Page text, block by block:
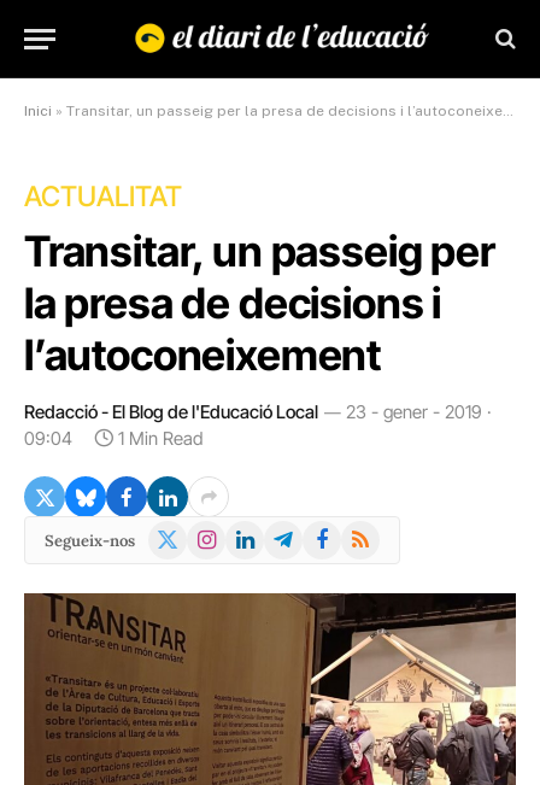
Inici » Transitar, un passeig per la presa de decisions i l’autoconeixement
ACTUALITAT
Transitar, un passeig per
la presa de decisions i
l’autoconeixement
Redacció - El Blog de l'Educació Local
23 - gener - 2019 ·
09:04
1 Min Read
Segueix-nos
X
Instagram
LinkedInTelegramFacebook
RSS